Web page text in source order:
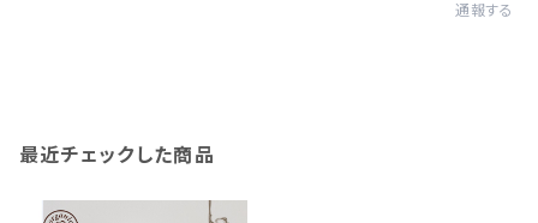
通報する
最近チェックした商品